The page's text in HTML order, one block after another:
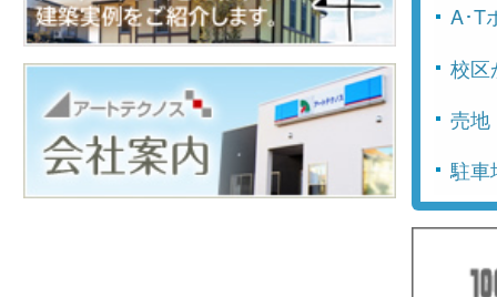
A･T
校区
売地
駐車